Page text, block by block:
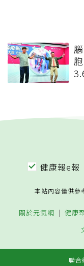
健康報e報
本站內容僅供參
關於元氣網 健康
聯合